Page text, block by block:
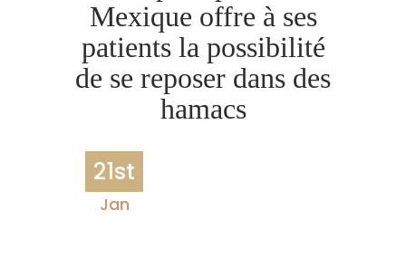
Mexique offre à ses
patients la possibilité
de se reposer dans des
hamacs
21st
Jan